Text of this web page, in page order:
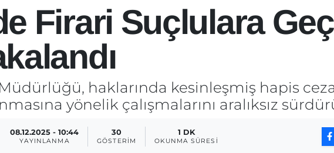
Firari Suçlulara
haklarında kesinleşmiş hapis
yönelik çalışmalarını aralıksız
08.12.2025 - 10:44
YAYINLANMA
30
GÖSTERIM
1 DK
OKUNMA SÜRESI